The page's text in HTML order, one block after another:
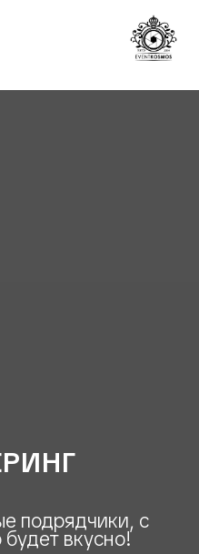
подрядчики, с
вкусно!